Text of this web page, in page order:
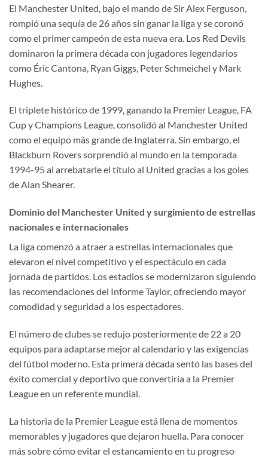
El Manchester United, bajo el mando de Sir Alex Ferguson,
rompió una sequía de 26 años sin ganar la liga y se coronó
como el primer campeón de esta nueva era. Los Red Devils
dominaron la primera década con jugadores legendarios
como Éric Cantona, Ryan Giggs, Peter Schmeichel y Mark
Hughes.
El triplete histórico de 1999, ganando la Premier League, FA
Cup y Champions League, consolidó al Manchester United
como el equipo más grande de Inglaterra. Sin embargo, el
Blackburn Rovers sorprendió al mundo en la temporada
1994-95 al arrebatarle el título al United gracias a los goles
de Alan Shearer.
Dominio del Manchester United y surgimiento de estrellas
nacionales e internacionales
La liga comenzó a atraer a estrellas internacionales que
elevaron el nivel competitivo y el espectáculo en cada
jornada de partidos. Los estadios se modernizaron siguiendo
las recomendaciones del Informe Taylor, ofreciendo mayor
comodidad y seguridad a los espectadores.
El número de clubes se redujo posteriormente de 22 a 20
equipos para adaptarse mejor al calendario y las exigencias
del fútbol moderno. Esta primera década sentó las bases del
éxito comercial y deportivo que convertiría a la Premier
League en un referente mundial.
La historia de la Premier League está llena de momentos
memorables y jugadores que dejaron huella. Para conocer
más sobre cómo evitar el estancamiento en tu progreso